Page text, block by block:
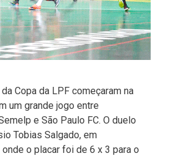
Copa da LPF começaram na
um grande jogo entre
e São Paulo FC. O duelo
Tobias Salgado, em
onde o placar foi de 6 x 3 para o